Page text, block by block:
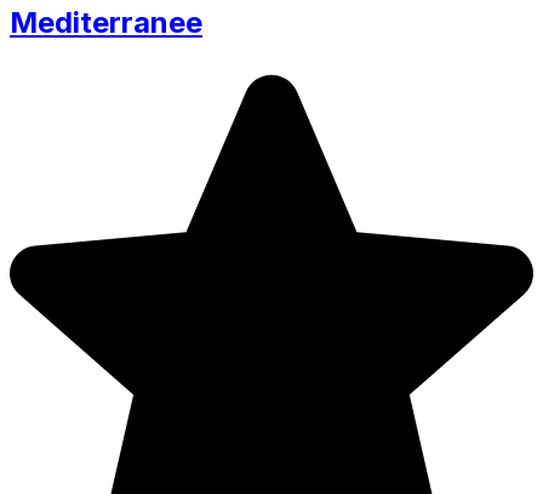
Mediterranee